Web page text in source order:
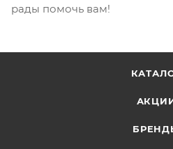
рады помочь вам!